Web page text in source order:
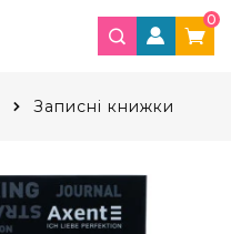
0
Записні книжки